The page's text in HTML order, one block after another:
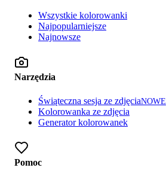
Wszystkie kolorowanki
Najpopularniejsze
Najnowsze
Narzędzia
Świąteczna sesja ze zdjęciaNOWE
Kolorowanka ze zdjęcia
Generator kolorowanek
Pomoc